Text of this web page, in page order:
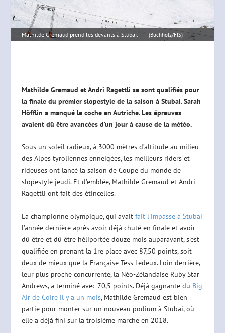
Mathilde Gremaud prend les devants à Stubai. (Buchholz/FIS)
Mathilde Gremaud et Andri Ragettli se sont qualifiés pour
la finale du premier slopestyle de la saison à Stubai. Sarah
Höfflin a manqué le coche en Autriche. Les épreuves
avaient dû être avancées d’un jour à cause de la météo.
Sous un soleil radieux, à 3000 mètres d’altitude au milieu
des Alpes tyroliennes enneigées, les meilleurs riders et
rideuses ont lancé la saison de Coupe du monde de
slopestyle jeudi. Et d’emblée, Mathilde Gremaud et Andri
Ragettli ont fait des étincelles.
La championne olympique, qui avait fait l’impasse à Stubai
l’année dernière après avoir déjà chuté en finale et avoir
dû être et dû être héliportée douze mois auparavant, s’est
qualifiée en prenant la 1re place avec 87,50 points, soit
deux de mieux que la Française Tess Ledeux. Loin derrière,
leur plus proche concurrente, la Néo-Zélandaise Ruby Star
Andrews, a terminé avec 70,5 points. Déjà gagnante du Big
Air de Coire il y a un mois, Mathilde Gremaud est bien
partie pour monter sur un nouveau podium à Stubai, où
elle a déjà fini sur la troisième marche en 2018.